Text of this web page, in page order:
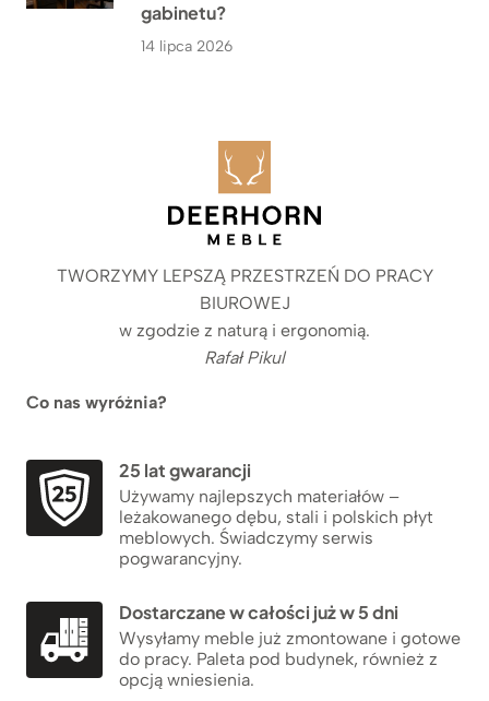
gabinetu?
14 lipca 2026
TWORZYMY LEPSZĄ PRZESTRZEŃ DO PRACY
BIUROWEJ
w zgodzie z naturą i ergonomią.
Rafał Pikul
Co nas wyróżnia?
25 lat gwarancji
Używamy najlepszych materiałów –
leżakowanego dębu, stali i polskich płyt
meblowych. Świadczymy serwis
pogwarancyjny.
Dostarczane w całości już w 5 dni
Wysyłamy meble już zmontowane i gotowe
do pracy. Paleta pod budynek, również z
opcją wniesienia.